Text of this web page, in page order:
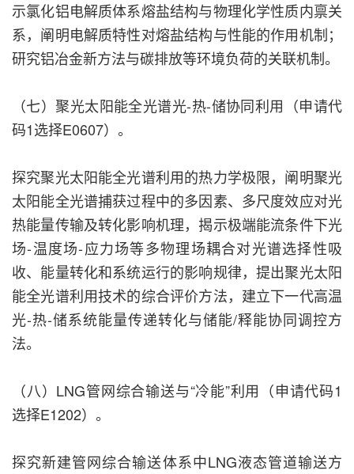
示氯化铝电解质体系熔盐结构与物理化学性质内禀关
系，阐明电解质特性对熔盐结构与性能的作用机制；
研究铝冶金新方法与碳排放等环境负荷的关联机制。
（七）聚光太阳能全光谱光-热-储协同利用（申请代
码1选择E0607）。
探究聚光太阳能全光谱利用的热力学极限，阐明聚光
太阳能全光谱捕获过程中的多因素、多尺度效应对光
热能量传输及转化影响机理，揭示极端能流条件下光
场-温度场-应力场等多物理场耦合对光谱选择性吸
收、能量转化和系统运行的影响规律，提出聚光太阳
能全光谱利用技术的综合评价方法，建立下一代高温
光-热-储系统能量传递转化与储能/释能协同调控方
法。
（八）LNG管网综合输送与“冷能”利用（申请代码1
选择E1202）。
探究新建管网综合输送体系中LNG液态管道输送方